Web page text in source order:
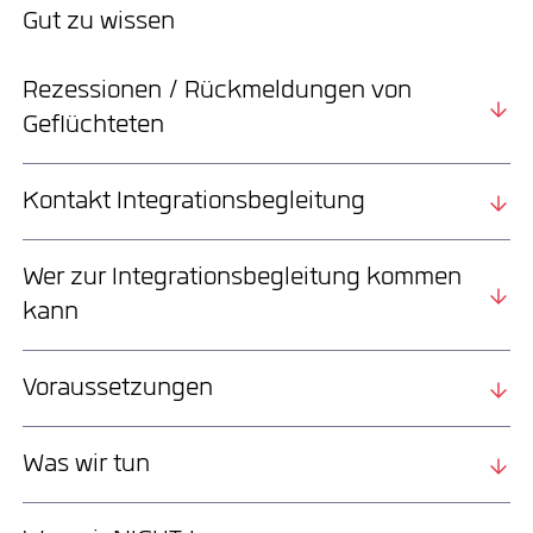
Gut zu wissen
Rezessionen / Rückmeldungen von
Geflüchteten
Kontakt Integrationsbegleitung
Wer zur Integrationsbegleitung kommen
kann
Voraussetzungen
Was wir tun